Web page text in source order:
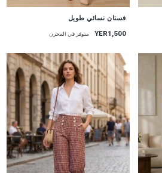
فستان نسائي طويل
YER1,500 متوفر في المخزن